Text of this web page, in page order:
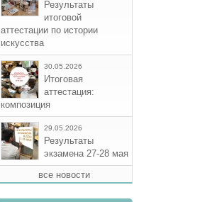
Результаты
итоговой
аттестации по истории
искусства
30.05.2026
Итоговая
аттестация:
композиция
29.05.2026
Результаты
экзамена 27-28 мая
все новости